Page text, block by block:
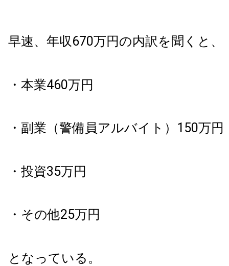
早速、年収670万円の内訳を聞くと、
・本業460万円
・副業（警備員アルバイト）150万円
・投資35万円
・その他25万円
となっている。